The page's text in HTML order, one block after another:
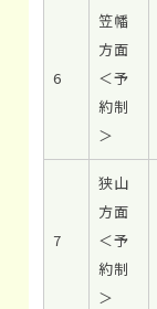
6
笠幡
方面
＜予
約制
＞
7
狭山
方面
＜予
約制
＞